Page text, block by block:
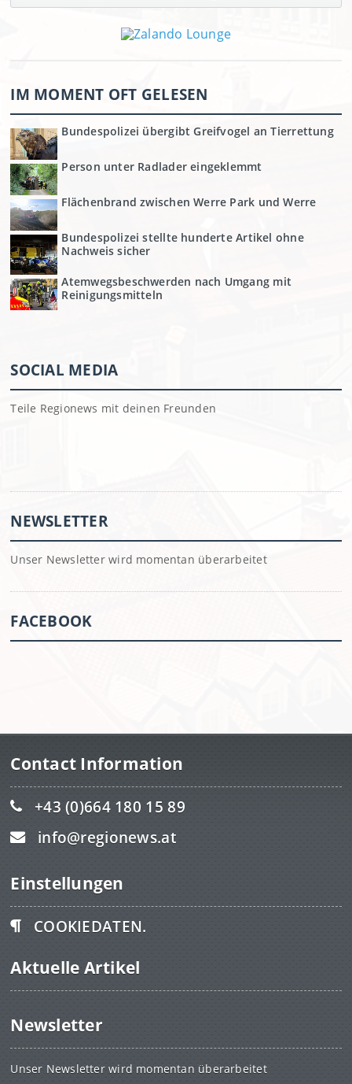
IM MOMENT OFT GELESEN
Bundespolizei übergibt Greifvogel an Tierrettung
Person unter Radlader eingeklemmt
Flächenbrand zwischen Werre Park und Werre
Bundespolizei stellte hunderte Artikel ohne
Nachweis sicher
Atemwegsbeschwerden nach Umgang mit
Reinigungsmitteln
SOCIAL MEDIA
Teile Regionews mit deinen Freunden
NEWSLETTER
Unser Newsletter wird momentan überarbeitet
FACEBOOK
Contact Information
+43 (0)664 180 15 89
info@regionews.at
Einstellungen
COOKIEDATEN.
Aktuelle Artikel
Newsletter
Unser Newsletter wird momentan überarbeitet